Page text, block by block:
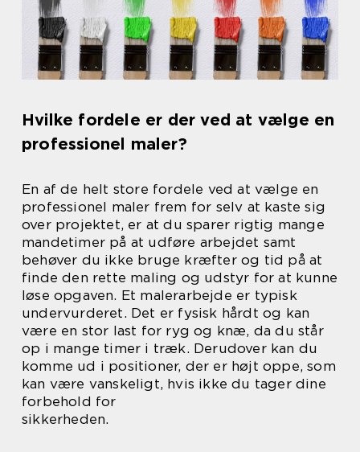
Hvilke fordele er der ved at vælge en
professionel maler?
En af de helt store fordele ved at vælge en
professionel maler frem for selv at kaste sig
over projektet, er at du sparer rigtig mange
mandetimer på at udføre arbejdet samt
behøver du ikke bruge kræfter og tid på at
finde den rette maling og udstyr for at kunne
løse opgaven. Et malerarbejde er typisk
undervurderet. Det er fysisk hårdt og kan
være en stor last for ryg og knæ, da du står
op i mange timer i træk. Derudover kan du
komme ud i positioner, der er højt oppe, som
kan være vanskeligt, hvis ikke du tager dine
forbehold for
sikkerheden.